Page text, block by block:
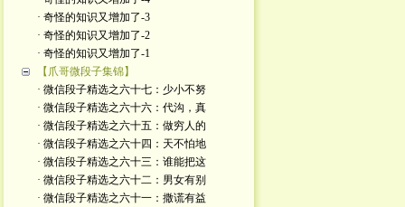
· 奇怪的知识又增加了-3
· 奇怪的知识又增加了-2
· 奇怪的知识又增加了-1
【爪哥微段子集锦】
· 微信段子精选之六十七：少小不努
· 微信段子精选之六十六：代沟，真
· 微信段子精选之六十五：做穷人的
· 微信段子精选之六十四：天不怕地
· 微信段子精选之六十三：谁能把这
· 微信段子精选之六十二：男女有别
· 微信段子精选之六十一：撒谎有益